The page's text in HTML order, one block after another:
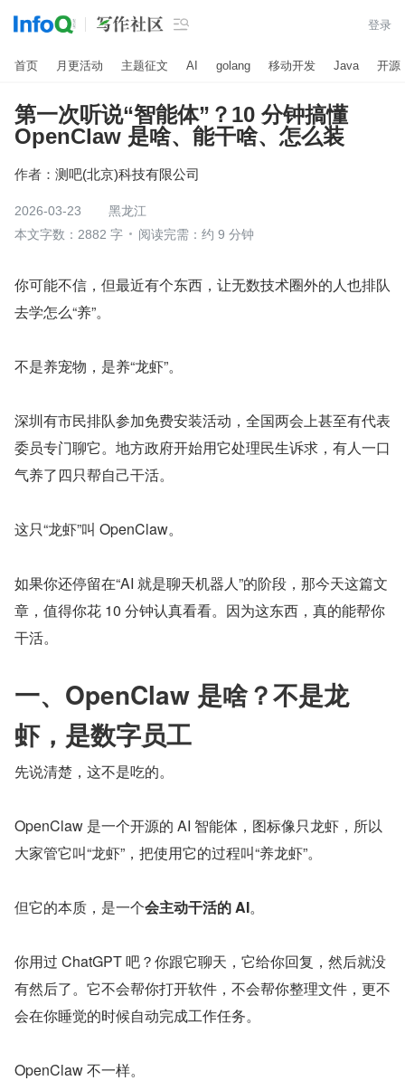
 登录
首页 月更活动 主题征文 AI golang 移动开发 Java 开源
第一次听说“智能体”？10 分钟搞懂
OpenClaw 是啥、能干啥、怎么装
作者： 测吧(北京)科技有限公司
2026-03-23
黑龙江
本文字数：2882 字
阅读完需：约 9 分钟
你可能不信，但最近有个东西，让无数技术圈外的人也排队
去学怎么“养”。
不是养宠物，是养“龙虾”。
深圳有市民排队参加免费安装活动，全国两会上甚至有代表
委员专门聊它。地方政府开始用它处理民生诉求，有人一口
气养了四只帮自己干活。
这只“龙虾”叫 OpenClaw。
如果你还停留在“AI 就是聊天机器人”的阶段，那今天这篇文
章，值得你花 10 分钟认真看看。因为这东西，真的能帮你
干活。
一、OpenClaw 是啥？不是龙
虾，是数字员工
先说清楚，这不是吃的。
OpenClaw 是一个开源的 AI 智能体，图标像只龙虾，所以
大家管它叫“龙虾”，把使用它的过程叫“养龙虾”。
但它的本质，是一个会主动干活的 AI。
你用过 ChatGPT 吧？你跟它聊天，它给你回复，然后就没
有然后了。它不会帮你打开软件，不会帮你整理文件，更不
会在你睡觉的时候自动完成工作任务。
OpenClaw 不一样。